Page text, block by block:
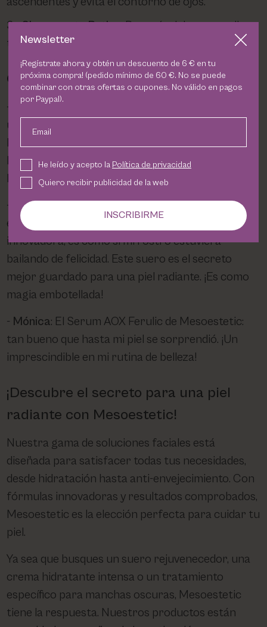
Sigue con tu Rutina: Después del suero, aplica
tu crema hidratante y protector solar.
Opiniones de Usuarios
Laura : La densimatrix de Mesoestetic es como
un elixir de juventud! ¡Es como si mi piel estuviera
bebiendo de la fuente de la eterna lozanía!
Definitivamente un must-have en mi rutina de
belleza.
Nuria
: El suero HA Densimatrix de Mesoestetic
es como un abrazo para la piel! Con su fórmula
innovadora, es como si mi rostro estuviera
bailando de felicidad. Este suero es el secreto
mejor guardado para una piel radiante. ¡Es como
magia embotellada!
Mónica: El Serum AOX Ferulic de Mesoestetic:
tan bueno que hasta mi piel se sorprendió. ¡Un
imprescindible en mi rutina de belleza!
¡Descubre el secreto para una piel
radiante con Mesoestetic!
Nuestra gama de soluciones faciales está
diseñada para satisfacer todas tus necesidades,
desde hidratación hasta anti-envejecimiento. Con
fórmulas innovadoras y resultados comprobados,
Mesoestetic es la elección perfecta para cuidar tu
piel.
Ya sea que busques un suero rejuvenecedor, una
crema hidratante intensa o un tratamiento
específico para manchas oscuras, Mesoestetic
tiene la respuesta. Nuestros productos están
Newsletter
¡Regístrate ahora y obtén un descuento de 6 € en tu
próxima compra! (pedido mínimo de 60 €. No se puede
combinar con otras ofertas o cupones. No válido en pagos
por Paypal).
Email
He leído y acepto la Política de privacidad
Quiero recibir publicidad de la web
INSCRIBIRME